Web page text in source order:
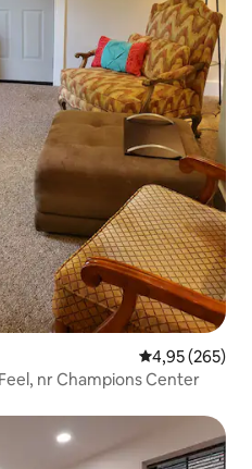
Gemiddelde
4,95 (265)
nr Champions Center